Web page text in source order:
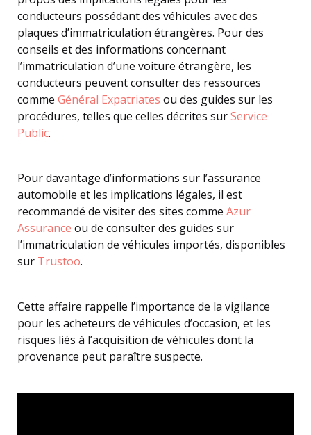
conducteurs possédant des véhicules avec des
plaques d’immatriculation étrangères. Pour des
conseils et des informations concernant
l’immatriculation d’une voiture étrangère, les
conducteurs peuvent consulter des ressources
comme Général Expatriates ou des guides sur les
procédures, telles que celles décrites surService
Public.
Pour davantage d’informations sur l’assurance
automobile et les implications légales, il est
recommandé de visiter des sites comme Azur
Assurance ou de consulter des guides sur
l’immatriculation de véhicules importés, disponibles
sur Trustoo.
Cette affaire rappelle l’importance de la vigilance
pour les acheteurs de véhicules d’occasion, et les
risques liés à l’acquisition de véhicules dont la
provenance peut paraître suspecte.